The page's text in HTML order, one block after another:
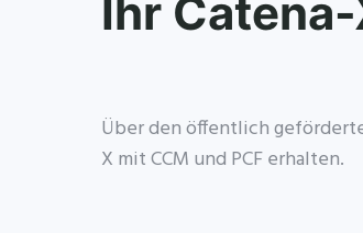
Ihr
Über den öffentlich
X mit CCM und PCF erhalten.